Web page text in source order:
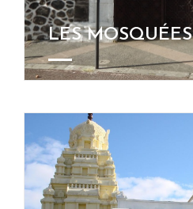
LES MOSQUÉES